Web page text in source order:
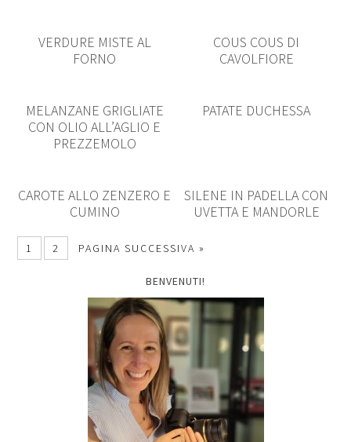
VERDURE MISTE AL
FORNO
COUS COUS DI
CAVOLFIORE
MELANZANE GRIGLIATE
CON OLIO ALL’AGLIO E
PREZZEMOLO
PATATE DUCHESSA
CAROTE ALLO ZENZERO E
CUMINO
SILENE IN PADELLA CON
UVETTA E MANDORLE
1 2 PAGINA SUCCESSIVA »
BENVENUTI!